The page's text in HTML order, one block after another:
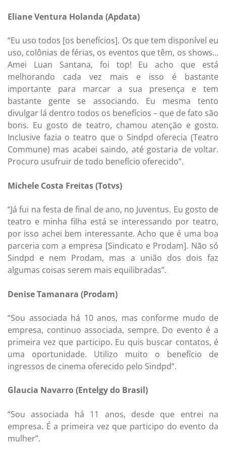
Eliane Ventura Holanda (Apdata)
“Eu uso todos [os benefícios]. Os que tem disponível eu
uso, colônias de férias, os eventos que têm, os shows…
Amei Luan Santana, foi top! Eu acho que está
melhorando cada vez mais e isso é bastante
importante para marcar a sua presença e tem
bastante gente se associando. Eu mesma tento
divulgar lá dentro todos os benefícios – que de fato são
bons. Eu gosto de teatro, chamou atenção e gosto.
Inclusive fazia o teatro que o Sindpd oferecia (Teatro
Commune) mas acabei saindo, até gostaria de voltar.
Procuro usufruir de todo benefício oferecido”.
Michele Costa Freitas (Totvs)
“Já fui na festa de final de ano, no Juventus. Eu gosto de
teatro e minha filha está se interessando por teatro,
por isso achei bem interessante. Acho que é uma boa
parceria com a empresa [Sindicato e Prodam]. Não só
Sindpd e nem Prodam, mas a união dos dois faz
algumas coisas serem mais equilibradas”.
Denise Tamanara (Prodam)
“Sou associada há 10 anos, mas conforme mudo de
empresa, continuo associada, sempre. Do evento é a
primeira vez que participo. Eu quis buscar contatos, é
uma oportunidade. Utilizo muito o benefício de
ingressos de cinema oferecido pelo Sindpd”.
Glaucia Navarro (Entelgy do Brasil)
“Sou associada há 11 anos, desde que entrei na
empresa. É a primeira vez que participo do evento da
mulher”.